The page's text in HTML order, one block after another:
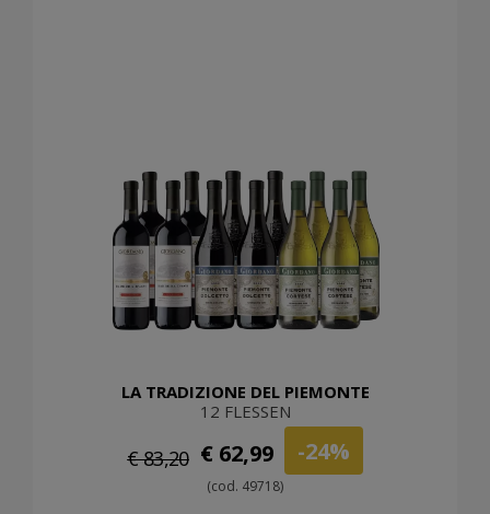
LA TRADIZIONE DEL PIEMONTE
12 FLESSEN
€ 83,20 € 62,99 -24%
(cod. 49718)